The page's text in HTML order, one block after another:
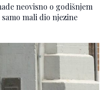
neovisno o godišnjem
mali dio njezine